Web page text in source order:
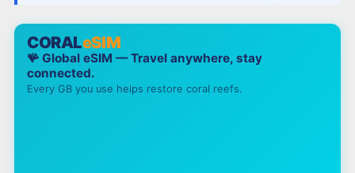
CORALeSIM
🪸 Global eSIM — Travel anywhere, stay
connected.
Every GB you use helps restore coral reefs.